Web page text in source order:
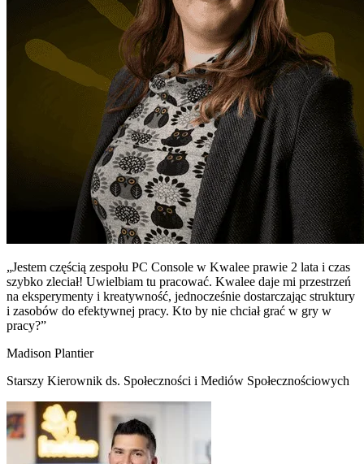
„Jestem częścią zespołu PC Console w Kwalee prawie 2 lata i czas
szybko zleciał! Uwielbiam tu pracować. Kwalee daje mi przestrzeń
na eksperymenty i kreatywność, jednocześnie dostarczając struktury
i zasobów do efektywnej pracy. Kto by nie chciał grać w gry w
pracy?”
Madison Plantier
Starszy Kierownik ds. Społeczności i Mediów Społecznościowych